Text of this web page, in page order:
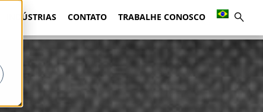
INDÚSTRIAS CONTATO TRABALHE CONOSCO